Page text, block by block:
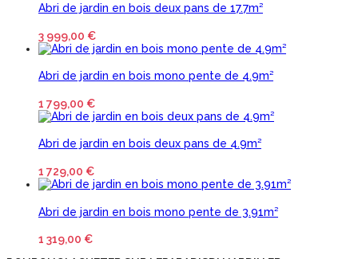
Abri de jardin en bois deux pans de 17.7m²
3 999,00 €
Abri de jardin en bois mono pente de 4.9m²
1 799,00 €
Abri de jardin en bois deux pans de 4.9m²
1 729,00 €
Abri de jardin en bois mono pente de 3.91m²
1 319,00 €